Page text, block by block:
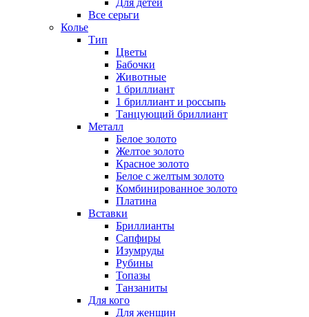
Для детей
Все серьги
Колье
Тип
Цветы
Бабочки
Животные
1 бриллиант
1 бриллиант и россыпь
Танцующий бриллиант
Металл
Белое золото
Желтое золото
Красное золото
Белое с желтым золото
Комбинированное золото
Платина
Вставки
Бриллианты
Сапфиры
Изумруды
Рубины
Топазы
Танзаниты
Для кого
Для женщин